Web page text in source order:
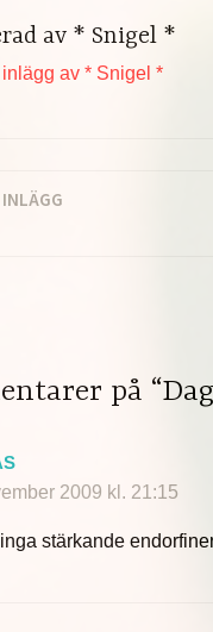
av * Snigel *
av * Snigel *
på
2009 kl. 21:15
stärkande